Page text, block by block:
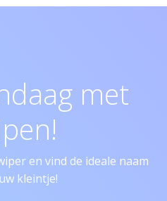
met
en vind de ideale naam
kleintje!